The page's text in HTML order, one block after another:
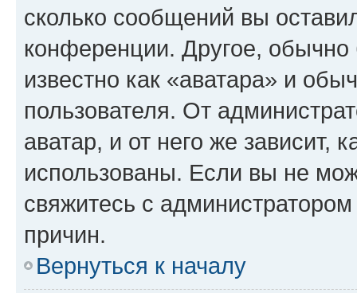
сколько сообщений вы
конференции. Другое,
известно как «аватара» и
пользователя. От
аватар, и от него же зависит,
использованы. Если вы не
свяжитесь с
причин.
Вернуться к началу